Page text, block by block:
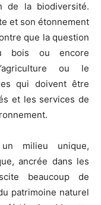
de la biodiversité.
et son étonnement
que la question
bois ou encore
ou le
qui doivent être
et les services de
milieu unique,
ancrée dans les
beaucoup de
patrimoine naturel